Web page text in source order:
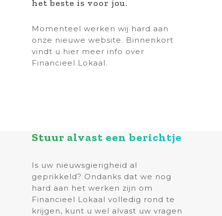
het beste is voor jou.
Momenteel werken wij hard aan
onze nieuwe website. Binnenkort
vindt u hier meer info over
Financieel Lokaal.
Stuur alvast een berichtje
Is uw nieuwsgierigheid al
geprikkeld? Ondanks dat we nog
hard aan het werken zijn om
Financieel Lokaal volledig rond te
krijgen, kunt u wel alvast uw vragen